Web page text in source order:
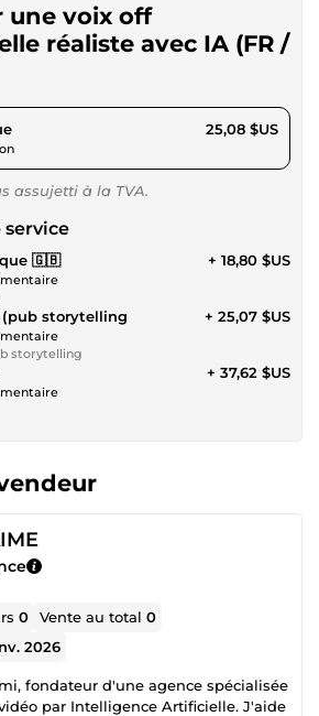
une voix off
réaliste avec IA (FR /
pour 23,11 $US 25,08 $US
assujetti à la TVA.
service
🇬🇧 + 18,80 $US
storytelling
storytelling
+ 25,07 $US
+ 37,62 $US
0 Vente au total0
2026
fondateur d'une agence spécialisée
par Intelligence Artificielle. J'aide